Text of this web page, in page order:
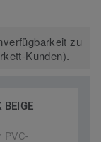
zu
Kunden).
PVC-